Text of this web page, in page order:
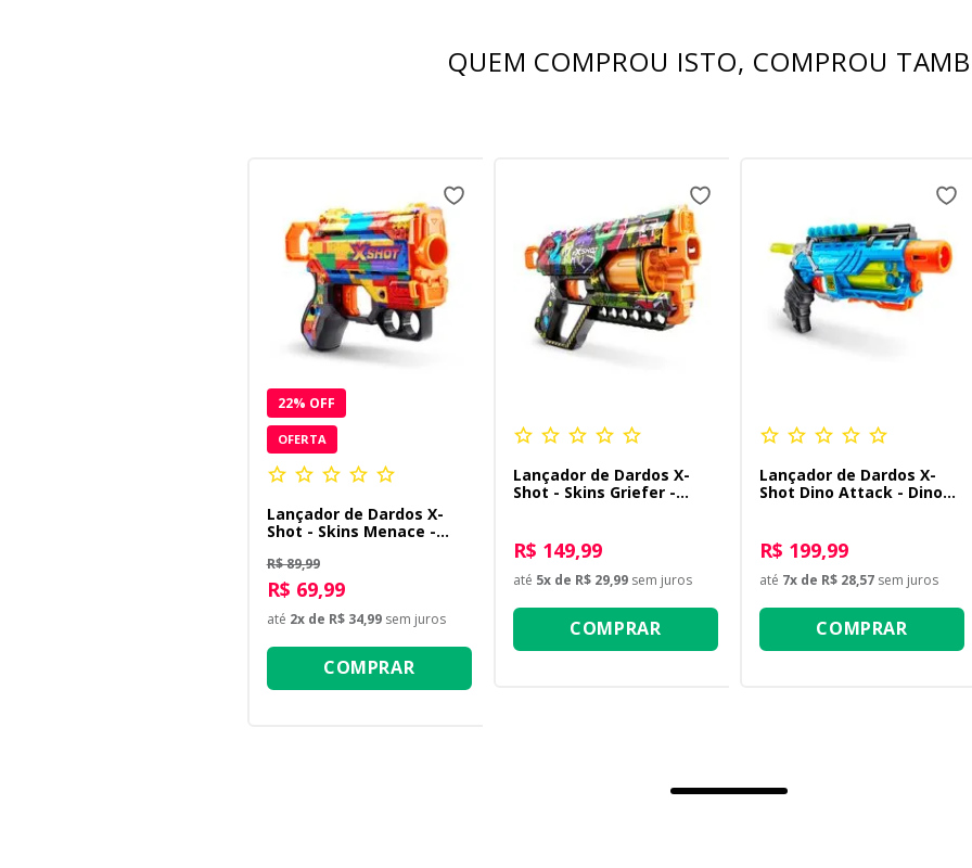
QUEM COMPROU ISTO, COMPROU
22% OFF
OFERTA
Lançador de Dardos X-
Shot - Skins Menace -
R$ 89,99
R$ 69,99
até 2x de R$ 34,99 sem juros
COMPRAR
Lançador de Dardos X-
Shot - Skins Griefer -
R$ 149,99
até 5x de R$ 29,99 sem juros
COMPRAR
Lançador de Dardos X-
Shot Dino Attack - Dino
R$ 199,99
até 7x de R$ 28,57 sem juros
COMPRAR